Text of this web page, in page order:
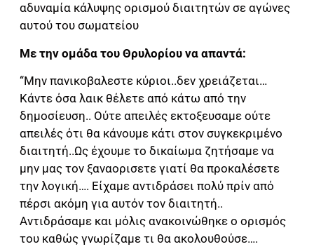
αδυναμία κάλυψης ορισμού διαιτητών σε αγώνες
αυτού του σωματείου
Με την ομάδα του Θρυλορίου να απαντά:
“Μην πανικοβαλεστε κύριοι..δεν χρειάζεται…
Κάντε όσα λαικ θέλετε από κάτω από την
δημοσίευση.. Ούτε απειλές εκτοξευσαμε ούτε
απειλές ότι θα κάνουμε κάτι στον συγκεκριμένο
διαιτητή..Ως έχουμε το δικαίωμα ζητήσαμε να
μην μας τον ξαναορισετε γιατί θα προκαλέσετε
την λογική…. Είχαμε αντιδράσει πολύ πρίν από
πέρσι ακόμη για αυτόν τον διαιτητή..
Αντιδράσαμε και μόλις ανακοινώθηκε ο ορισμός
του καθώς γνωρίζαμε τι θα ακολουθούσε….